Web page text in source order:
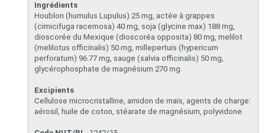
Ingrédients
Houblon (humulus Lupulus) 25 mg, actée à grappes
(cimicifuga racemosa) 40 mg, soja (glycine max) 188 mg,
dioscorée du Mexique (dioscoréa opposita) 80 mg, melilot
(melilotus officinalis) 50 mg, millepertuis (hypericum
perforatum) 96.77 mg, sauge (salvia officinalis) 50 mg,
glycérophosphate de magnésium 270 mg.
Excipients
Cellulose microcristalline, amidon de maïs, agents de charge:
aérosil, huile de coton, stéarate de magnésium, polyvidone.